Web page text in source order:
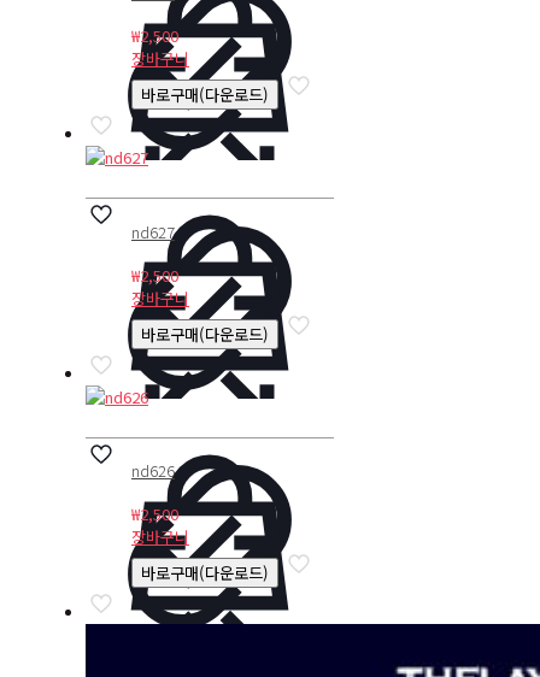
₩2,500
장바구니
바로구매(다운로드)
nd627
₩2,500
장바구니
바로구매(다운로드)
nd626
₩2,500
장바구니
바로구매(다운로드)